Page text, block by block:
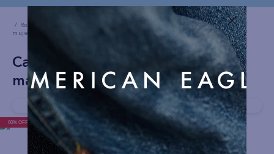
Ropa Mujer
Camiseta AE con estampado manga corta de
mujer
Camiseta AE con estampado
manga corta de mujer
Última unidad disponible
60% OFF